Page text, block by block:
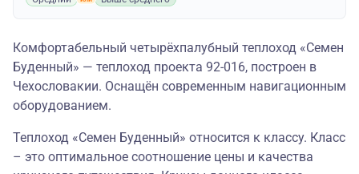
Комфортабельный четырёхпалубный теплоход «Семен
Буденный» — теплоход проекта 92-016, построен в
Чехословакии. Оснащён современным навигационным
оборудованием.
Теплоход «Семен Буденный» относится к классу. Класс
– это оптимальное соотношение цены и качества